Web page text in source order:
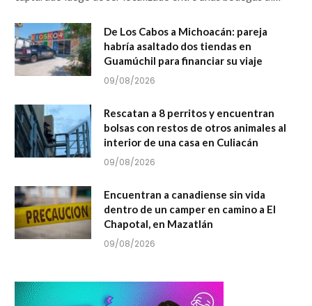
De Los Cabos a Michoacán: pareja
habría asaltado dos tiendas en
Guamúchil para financiar su viaje
09/08/2026
Rescatan a 8 perritos y encuentran
bolsas con restos de otros animales al
interior de una casa en Culiacán
09/08/2026
Encuentran a canadiense sin vida
dentro de un camper en camino a El
Chapotal, en Mazatlán
09/08/2026